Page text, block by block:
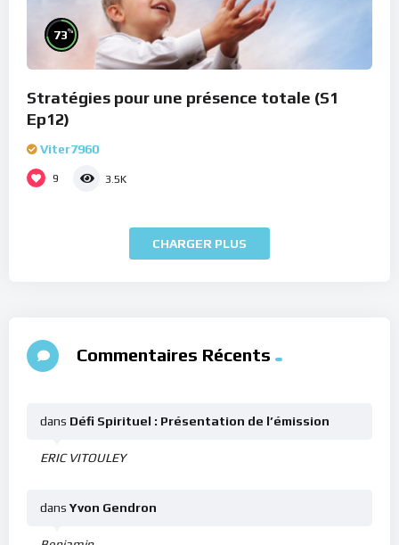
73%
Stratégies pour une présence totale (S1
Ep12)
Viter7960
9 3.5K
CHARGER PLUS
Commentaires Récents
ERIC VITOULEY
dans Défi Spirituel : Présentation de l’émission
dans Yvon Gendron